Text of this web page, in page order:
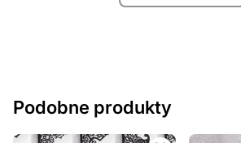
Podobne produkty